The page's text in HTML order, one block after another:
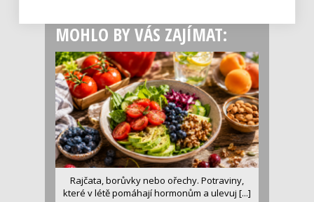
MOHLO BY VÁS ZAJÍMAT:
Rajčata, borůvky nebo ořechy. Potraviny,
které v létě pomáhají hormonům a ulevuj [...]